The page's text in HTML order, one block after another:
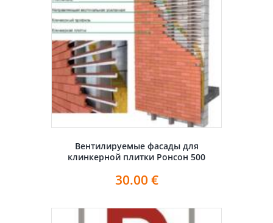
Вентилируемые фасады для
клинкерной плитки Ронсон 500
30.00 €